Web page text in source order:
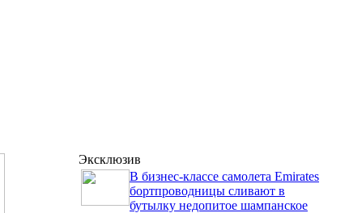
Эксклюзив
В бизнес-классе самолета Emirates
бортпроводницы сливают в
бутылку недопитое шампанское